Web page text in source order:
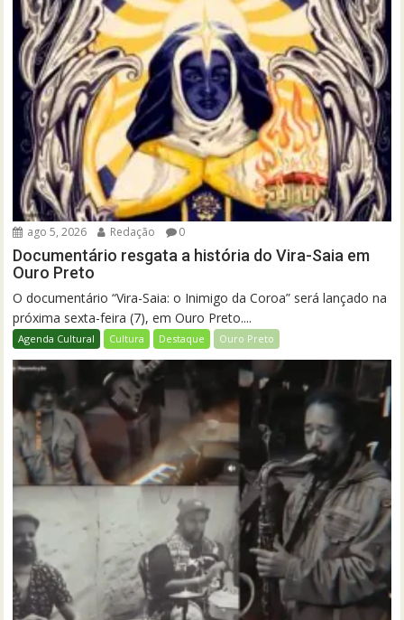
ago 5, 2026 Redação 0
Documentário resgata a história do Vira-Saia em
Ouro Preto
O documentário “Vira-Saia: o Inimigo da Coroa” será lançado na
próxima sexta-feira (7), em Ouro Preto....
Agenda Cultural Cultura Destaque Ouro Preto